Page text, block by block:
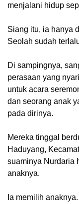
menjalani hidup
Siang itu, ia hanya
Seolah sudah
Di sampingnya,
perasaan yang
untuk acara
dan seorang anak
pada dirinya.
Mereka tinggal
Haduyang,
suaminya Nurdaria
anaknya.
Ia memilih